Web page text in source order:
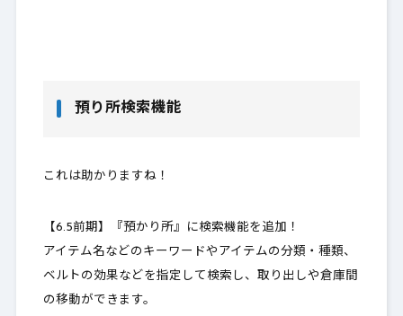
預り所検索機能
これは助かりますね！
【6.5前期】『預かり所』に検索機能を追加！
アイテム名などのキーワードやアイテムの分類・種類、
ベルトの効果などを指定して検索し、取り出しや倉庫間
の移動ができます。